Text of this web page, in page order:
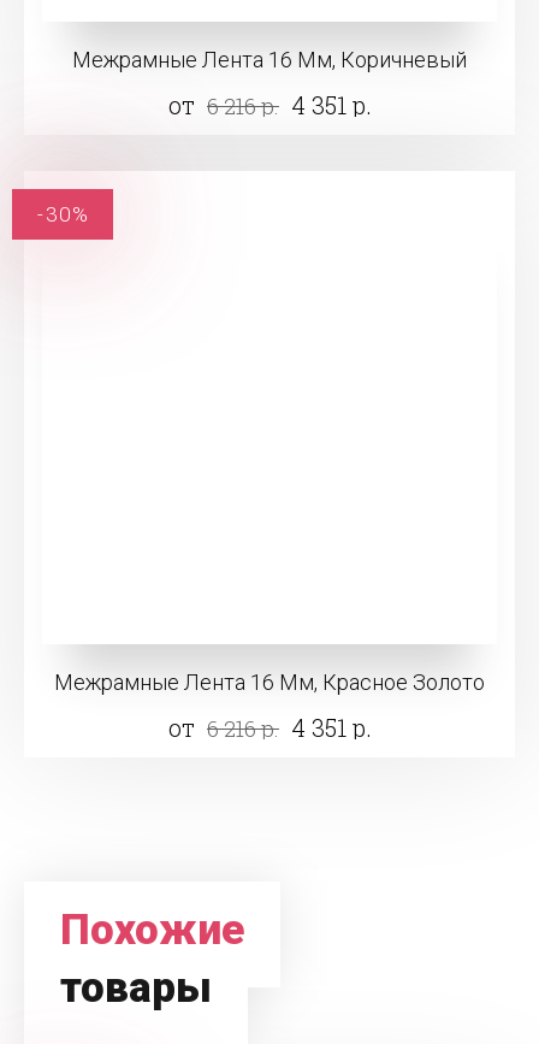
Межрамные Лента 16 Мм, Коричневый
от 6 216 р. 4 351 р.
Межрамные Лента 16 Мм, Красное Золото
от 6 216 р. 4 351 р.
-30%
Похожие
товары